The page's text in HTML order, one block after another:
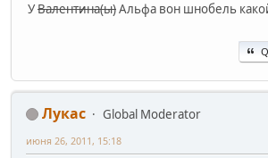
УВалентина(ы)Альфа вон шнобель
Лукас
Global Moderator
июня 26, 2011, 15:18